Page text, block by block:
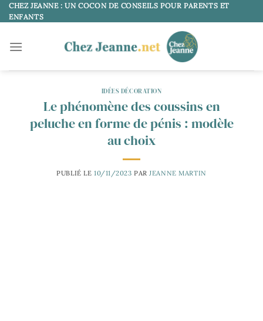
Passer
au
CHEZ JEANNE : UN COCON DE CONSEILS POUR PARENTS ET
ENFANTS
IDÉES DÉCORATION
Le phénomène des coussins en
peluche en forme de pénis : modèle
au choix
PUBLIÉ LE 10/11/2023 PAR JEANNE MARTIN